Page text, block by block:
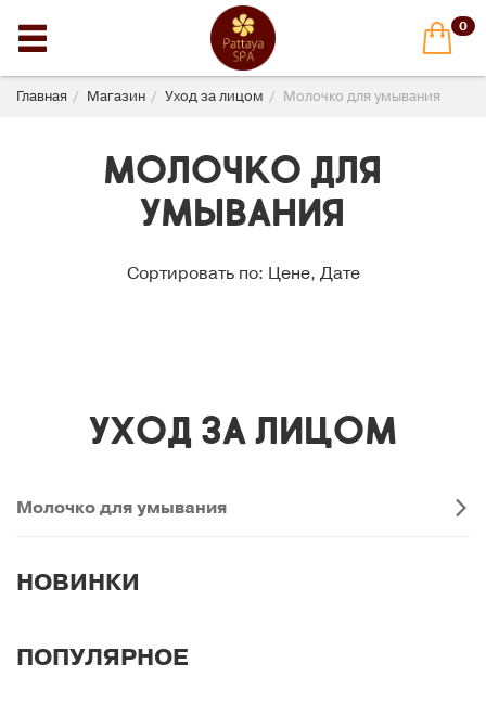
0
Главная Магазин Уход за лицом Молочко для умывания
Молочко для
умывания
Сортировать по: Цене, Дате
УХОД ЗА ЛИЦОМ
Молочко для умывания
НОВИНКИ
ПОПУЛЯРНОЕ